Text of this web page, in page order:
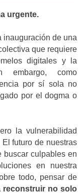
urgente.
inauguración de una
que requiere
digitales y la
embargo, como
por sí sola no
por el dogma o
la vulnerabilidad
futuro de nuestras
buscar culpables en
en nuestra
todo, pensar de
reconstruir no solo